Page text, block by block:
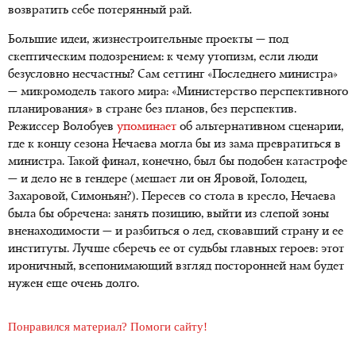
возвратить себе потерянный рай.
Большие идеи, жизнестроительные проекты — под
скептическим подозрением: к чему утопизм, если люди
безусловно несчастны? Сам сеттинг «Последнего министра»
— микромодель такого мира: «Министерство перспективного
планирования» в стране без планов, без перспектив.
Режиссер Волобуев упоминает об альтернативном сценарии,
где к концу сезона Нечаева могла бы из зама превратиться в
министра. Такой финал, конечно, был бы подобен катастрофе
— и дело не в гендере (мешает ли он Яровой, Голодец,
Захаровой, Симоньян?). Пересев со стола в кресло, Нечаева
была бы обречена: занять позицию, выйти из слепой зоны
вненаходимости — и разбиться о лед, сковавший страну и ее
институты. Лучше сберечь ее от судьбы главных героев: этот
ироничный, всепонимающий взгляд посторонней нам будет
нужен еще очень долго.
Понравился материал? Помоги сайту!